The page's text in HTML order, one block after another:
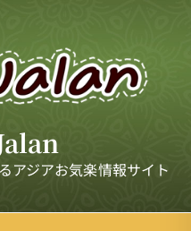
アジアお気楽情報サイト